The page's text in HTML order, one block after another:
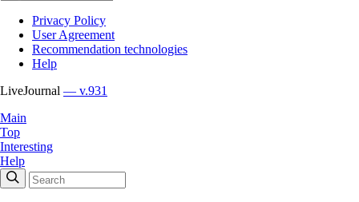
Privacy Policy
User Agreement
Recommendation technologies
Help
LiveJournal — v.931
Main
Top
Interesting
Help